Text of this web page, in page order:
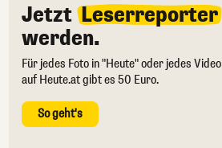
Jetzt Leserreporter
werden.
Für jedes Foto in "Heute" oder jedes Video
auf Heute.at gibt es 50 Euro.
So geht's